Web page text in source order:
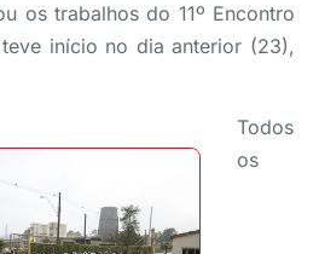
os trabalhos do 11º Encontro
início no dia anterior (23),
Todos
os